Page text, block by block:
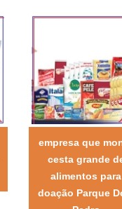
empresa que
cesta grande
alimentos para
doação Parque